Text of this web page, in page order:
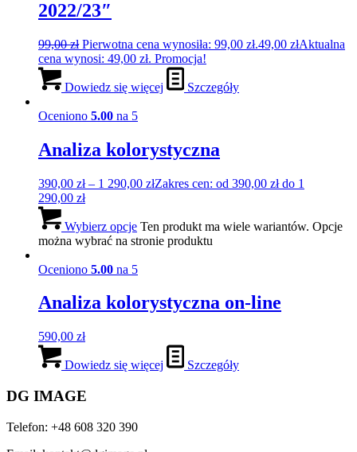
2022/23″
99,00zł Pierwotna cena wynosiła: 99,00 zł.49,00 złAktualna
cena wynosi: 49,00 zł. Promocja!
Dowiedz się więcej Szczegóły
Oceniono 5.00 na 5
Analiza kolorystyczna
390,00 zł – 1 290,00 złZakres cen: od 390,00 zł do 1
290,00 zł
Wybierz opcje Ten produkt ma wiele wariantów. Opcje
można wybrać na stronie produktu
Oceniono 5.00 na 5
Analiza kolorystyczna on-line
590,00 zł
Dowiedz się więcej Szczegóły
DG IMAGE
Telefon: +48 608 320 390